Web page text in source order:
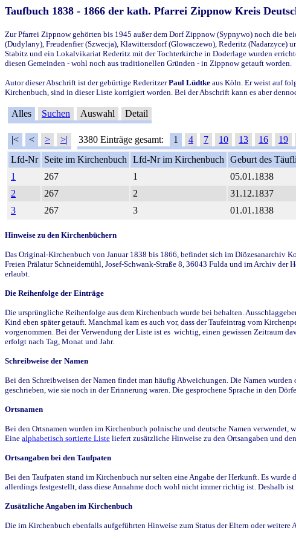
Taufbuch 1838 - 1866 der kath. Pfarrei Zippnow Kreis
Zur Pfarrei Zippnow gehörten bis 1945 außer dem Dorf Zippnow (Sypnywo) noch die
(Dudylany), Freudenfier (Szwecja), Klawittersdorf (Glowaczewo), Rederitz
Stabitz und ein Lokalvikariat Rederitz mit der Tochterkirche in Doderlage wurden
diesen Gemeinden - wohl noch aus traditionellen Gründen - in Zippnow getauft worden.
Autor dieser Abschrift ist der gebürtige RederitzerPaul Lüdtke aus Köln. Er weist auf
Kirchenbuch, sind in dieser Liste korrigiert worden. Bei der Abschrift kann es aber
Alles Suchen Auswahl Detail
|< < > >| 3380 Einträge gesamt: 1 4 7 10 13 16 19
Lfd-Nr
Seite im Kirchenbuch Lfd-Nr im Kirchenbuch Geburt des
1
267 1 05.01.1838
2
267 2 31.12.1837
3
267 3 01.01.1838
Hinweise zu den Kirchenbüchern
Das Original-Kirchenbuch von Januar 1838 bis 1866, befindet sich im Diözesanarchiv
Freien Prälatur Schneidemühl, Josef-Schwank-Straße 8, 36043 Fulda und im Archiv der
erlaubt.
Die Reihenfolge der Einträge
Die ursprüngliche Reihenfolge aus dem Kirchenbuch wurde bei behalten.
Kind eben später getauft. Manchmal kam es auch vor, dass der Taufeintrag vom
vorgenommen. Bei der Verwendung der Liste ist es wichtig, einen gewissen Zeitraum
erfolgt nach Tag, Monat und Jahr.
Schreibweise der Namen
Bei den Schreibweisen der Namen findet man häufig Abweichungen. Die Namen
geschrieben, wie sie noch in der Erinnerung waren. Die gesprochene Sprache in den
Ortsnamen
Bei den Ortsnamen wurden im Kirchenbuch polnische und deutsche Namen verwendet,
Eine alphabetisch sortierte Liste liefert zusätzliche Hinweise zu den Ortsangaben und
Ortsangaben bei den Taufpaten
Bei den Taufpaten stand im Kirchenbuch nur selten eine Angabe der Herkunft. Es
allerdings festgestellt, dass diese Annahme doch wohl nicht immer richtig ist. Deshalb
Zusätzliche Angaben im Kirchenbuch
Die im Kirchenbuch ebenfalls aufgeführten Hinweise zum Status der Eltern oder weitere